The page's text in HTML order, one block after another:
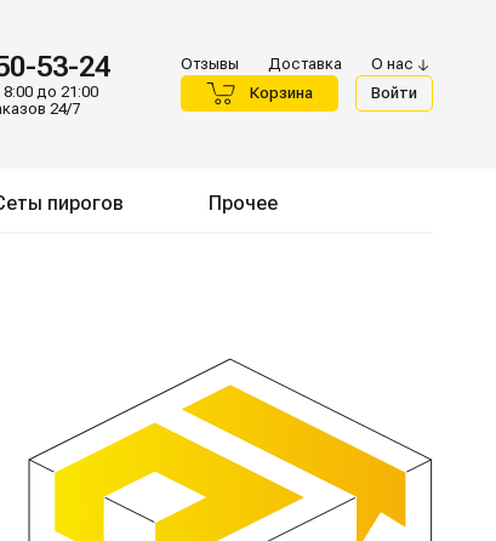
53-24
до 21:00
24/7
Отзывы Доставка
О нас
Корзина
Войти
пирогов Прочее